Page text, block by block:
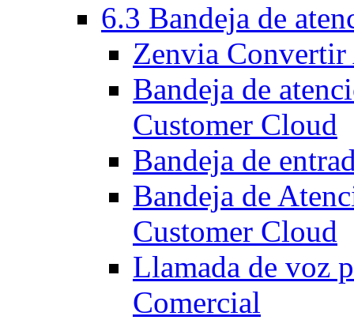
6.3 Bandeja de
Zenvia Convertir
Bandeja de
Customer Cloud
Bandeja de
Bandeja de
Customer Cloud
Llamada de voz
Comercial